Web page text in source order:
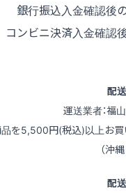
銀行振込入金確認後
コンビニ決済入金確認
配
運送業者：
品を5,500円(税込)以上お買
（沖
配